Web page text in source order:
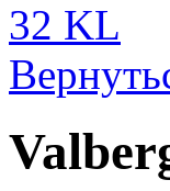
32 KL